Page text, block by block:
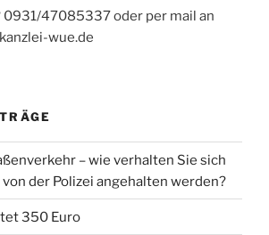
0931/47085337 oder per mail an
wue.de
– wie verhalten Sie sich
der Polizei angehalten werden?
350 Euro